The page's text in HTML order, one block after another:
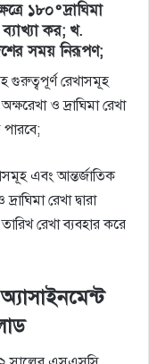
১৮০°দ্রাঘিমা
কর; খ.
সময় নিরূপণ;
গুরুত্বপূর্ণ রেখাসমূহ
ও দ্রাঘিমা রেখা
পারবে;
এবং আন্তর্জাতিক
রেখা দ্বারা
রেখা ব্যবহার করে